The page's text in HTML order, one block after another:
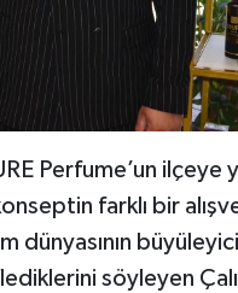
Perfume’un
farklı bir
büyüleyici
söyleyen